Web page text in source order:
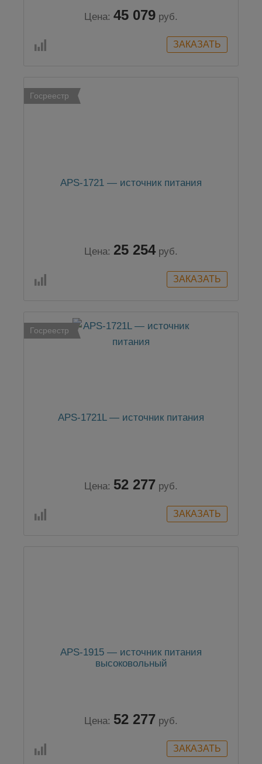
Цена: 45 079 руб.
Госреестр
APS-1721 — источник питания
Цена: 25 254 руб.
Госреестр
APS-1721L — источник питания
Цена: 52 277 руб.
APS-1915 — источник питания
высоковольный
Цена: 52 277 руб.